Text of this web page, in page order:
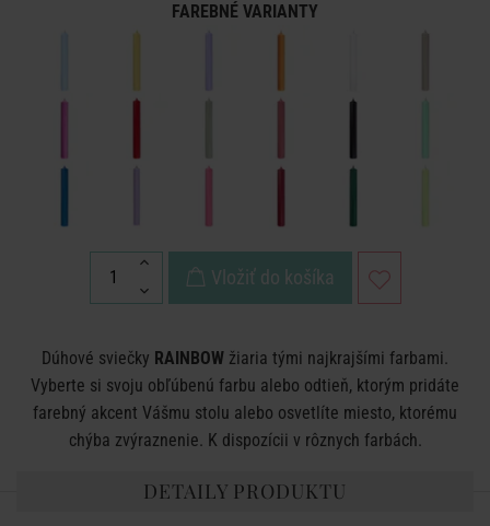
FAREBNÉ VARIANTY
Vložiť do košíka
Dúhové sviečky RAINBOW žiaria tými najkrajšími farbami.
Vyberte si svoju obľúbenú farbu alebo odtieň, ktorým pridáte
farebný akcent Vášmu stolu alebo osvetlíte miesto, ktorému
chýba zvýraznenie. K dispozícii v rôznych farbách.
DETAILY PRODUKTU